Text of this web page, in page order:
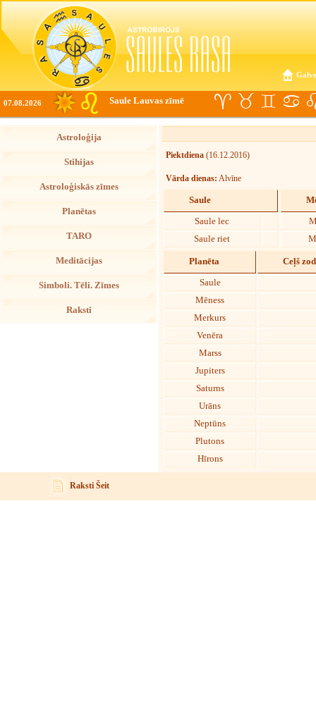
07.08.2026 Saule Lauvas zīmē
Astroloģija
Stihijas
Astroloģiskās zīmes
Planētas
TARO
Meditācijas
Simboli. Tēli. Zīmes
Raksti
Piektdiena (16.12.2016)
Vārda dienas: Alvīne
Saule
Saule lec
Saule riet
Planēta Ceļš
Saule
Mēness
Merkurs
Venēra
Marss
Jupiters
Saturns
Urāns
Neptūns
Plutons
Hīrons
Raksti Šeit